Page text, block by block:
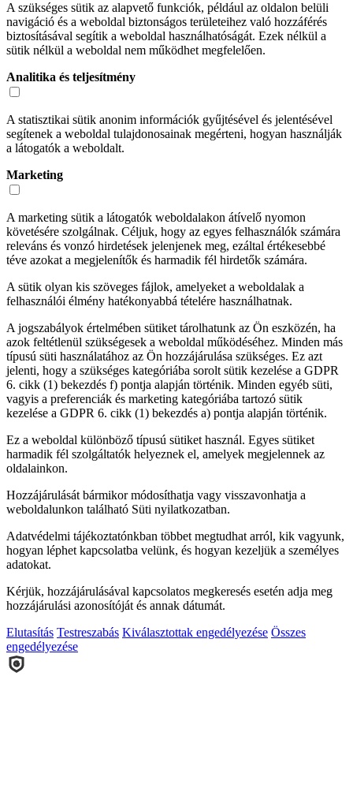
A szükséges sütik az alapvető funkciók, például az oldalon belüli
navigáció és a weboldal biztonságos területeihez való hozzáférés
biztosításával segítik a weboldal használhatóságát. Ezek nélkül a
sütik nélkül a weboldal nem működhet megfelelően.
Analitika és teljesítmény
A statisztikai sütik anonim információk gyűjtésével és jelentésével
segítenek a weboldal tulajdonosainak megérteni, hogyan használják
a látogatók a weboldalt.
Marketing
A marketing sütik a látogatók weboldalakon átívelő nyomon
követésére szolgálnak. Céljuk, hogy az egyes felhasználók számára
releváns és vonzó hirdetések jelenjenek meg, ezáltal értékesebbé
téve azokat a megjelenítők és harmadik fél hirdetők számára.
A sütik olyan kis szöveges fájlok, amelyeket a weboldalak a
felhasználói élmény hatékonyabbá tételére használhatnak.
A jogszabályok értelmében sütiket tárolhatunk az Ön eszközén, ha
azok feltétlenül szükségesek a weboldal működéséhez. Minden más
típusú süti használatához az Ön hozzájárulása szükséges. Ez azt
jelenti, hogy a szükséges kategóriába sorolt sütik kezelése a GDPR
6. cikk (1) bekezdés f) pontja alapján történik. Minden egyéb süti,
vagyis a preferenciák és marketing kategóriába tartozó sütik
kezelése a GDPR 6. cikk (1) bekezdés a) pontja alapján történik.
Ez a weboldal különböző típusú sütiket használ. Egyes sütiket
harmadik fél szolgáltatók helyeznek el, amelyek megjelennek az
oldalainkon.
Hozzájárulását bármikor módosíthatja vagy visszavonhatja a
weboldalunkon található Süti nyilatkozatban.
Adatvédelmi tájékoztatónkban többet megtudhat arról, kik vagyunk,
hogyan léphet kapcsolatba velünk, és hogyan kezeljük a személyes
adatokat.
Kérjük, hozzájárulásával kapcsolatos megkeresés esetén adja meg
hozzájárulási azonosítóját és annak dátumát.
Elutasítás Testreszabás Kiválasztottak engedélyezése Összes
engedélyezése